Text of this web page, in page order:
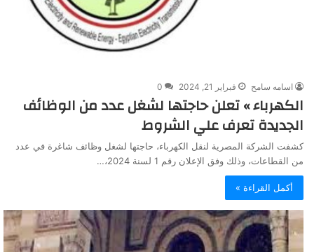
اسامه سامح فبراير 21, 2024 0
الكهرباء » تعلن حاجتها لشغل عدد من الوظائف
الجديدة تعرف علي الشروط
كشفت الشركة المصرية لنقل الكهرباء، حاجتها لشغل وظائف شاغرة في عدد
من القطاعات، وذلك وفق الإعلان رقم 1 لسنة 2024،…
أكمل القراءة »